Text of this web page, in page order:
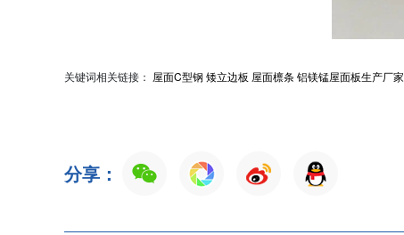
关键词相关链接： 屋面C型钢 矮立边板 屋面檩条 铝镁锰屋面板生产厂家
分享：